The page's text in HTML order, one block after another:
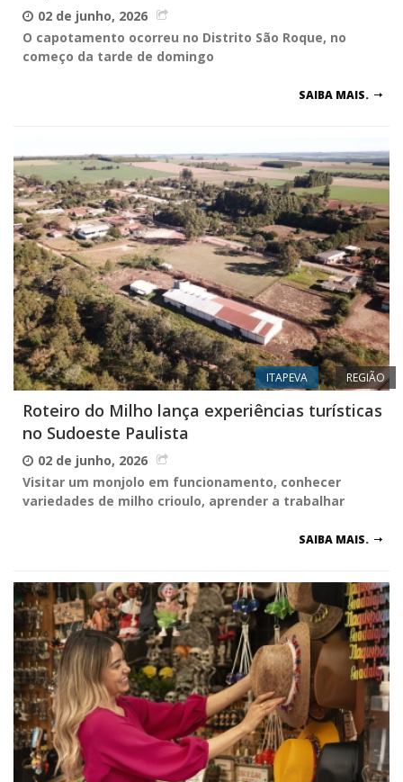
02 de junho, 2026
O capotamento ocorreu no Distrito São Roque, no
começo da tarde de domingo
SAIBA MAIS.
ITAPEVA REGIÃO
Roteiro do Milho lança experiências turísticas
no Sudoeste Paulista
02 de junho, 2026
Visitar um monjolo em funcionamento, conhecer
variedades de milho crioulo, aprender a trabalhar
SAIBA MAIS.